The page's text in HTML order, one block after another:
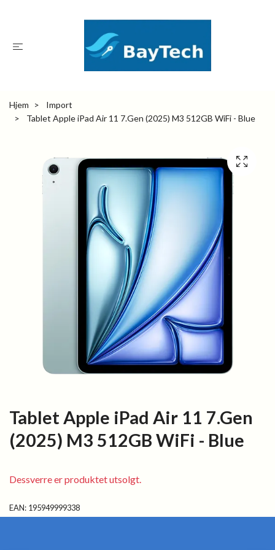
Hjem
Import
Tablet Apple iPad Air 11 7.Gen (2025) M3 512GB WiFi - Blue
Tablet Apple iPad Air 11 7.Gen
(2025) M3 512GB WiFi - Blue
Dessverre er produktet utsolgt.
EAN: 195949999338